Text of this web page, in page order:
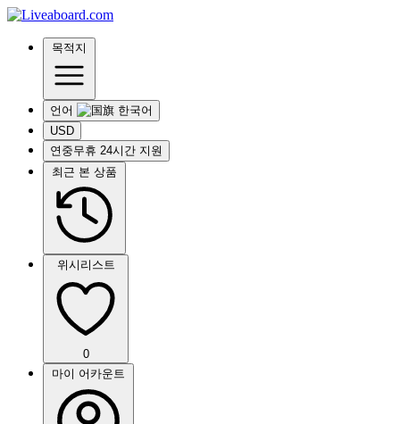
목적지
언어
USD
연중무휴 24시간 지원
최근 본 상품
위시리스트
0
마이 어카운트